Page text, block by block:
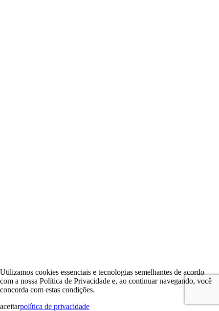
Utilizamos cookies essenciais e tecnologias semelhantes de acordo
com a nossa Política de Privacidade e, ao continuar navegando, você
concorda com estas condições.
aceitarpolítica de privacidade